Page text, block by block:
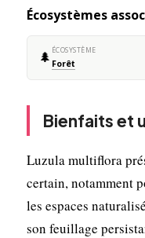
Écosystèmes
🌲 ÉCOSYSTÈME
Forêt
Bienfaits et
Luzula multiflora
certain, notamment
les espaces
son feuillage